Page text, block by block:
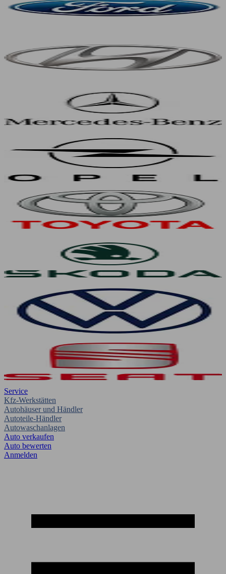
Service
Kfz-Werkstätten
Autohäuser und Händler
Autoteile-Händler
Autowaschanlagen
Auto verkaufen
Auto bewerten
Anmelden